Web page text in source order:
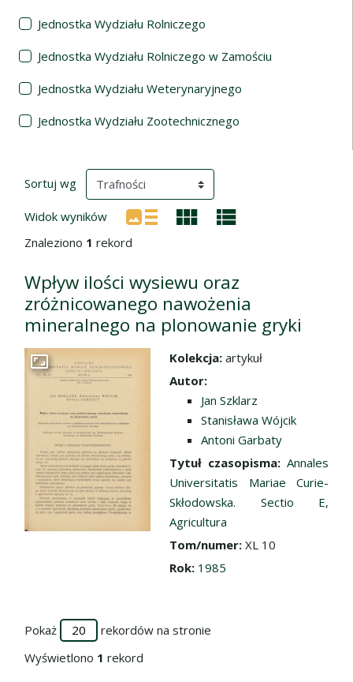
Jednostka Wydziału Rolniczego
Jednostka Wydziału Rolniczego w Zamościu
Jednostka Wydziału Weterynaryjnego
Jednostka Wydziału Zootechnicznego
Wyniki wyszukiwania
Sortuj wg (automatyczne przeładowanie treści)
Widok wyników
Znaleziono 1 rekord
Wpływ ilości wysiewu oraz
zróżnicowanego nawożenia
mineralnego na plonowanie gryki
Przejdź do zbioru
Kolekcja: artykuł
Autor:
Jan Szklarz
Stanisława Wójcik
Antoni Garbaty
Tytuł czasopisma: Annales
Universitatis Mariae Curie-
Skłodowska. Sectio E,
Agricultura
Tom/numer: XL 10
Rok: 1985
Pokaż
rekordów na stronie
Wyświetlono 1 rekord